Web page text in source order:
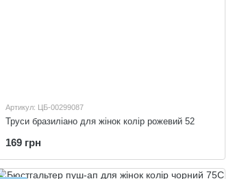
Артикул: ЦБ-00299087
Труси бразиліано для жінок колір рожевий 52
169 грн